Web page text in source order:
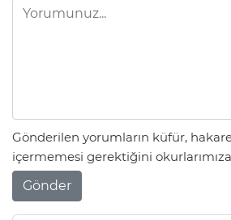
Gönderilen yorumların küfür,
içermemesi gerektiğini
Gönder